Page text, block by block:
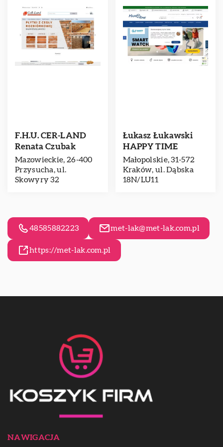
F.H.U. CER-LAND
Renata Czubak
Mazowieckie, 26-400
Przysucha, ul.
Skowyry 32
Łukasz Łukawski
HAPPY TIME
Małopolskie, 31-572
Kraków, ul. Dąbska
18N/LU11
48585882223 met-lak@met-lak.com.pl
https://met-lak.com.pl
NAWIGACJA